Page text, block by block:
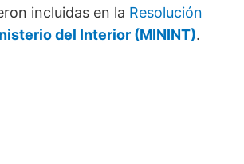
incluidas en la Resolución
del Interior (MININT).